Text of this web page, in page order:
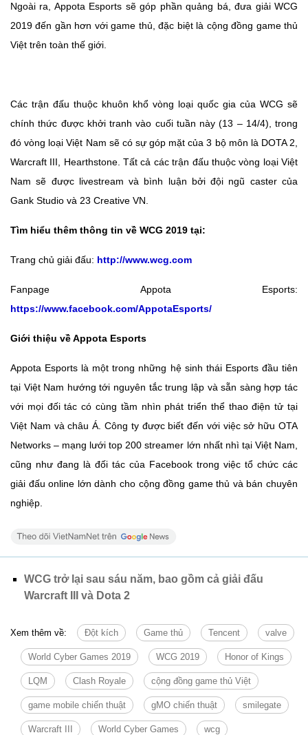
Ngoài ra, Appota Esports sẽ góp phần quảng bá, đưa giải WCG
2019 đến gần hơn với game thủ, đặc biệt là cộng đồng game thủ
Việt trên toàn thế giới.
Các trận đấu thuộc khuôn khổ vòng loại quốc gia của WCG sẽ
chính thức được khởi tranh vào cuối tuần này (13 – 14/4), trong
đó vòng loại Việt Nam sẽ có sự góp mặt của 3 bộ môn là DOTA 2,
Warcraft III, Hearthstone. Tất cả các trận đấu thuộc vòng loại Việt
Nam sẽ được livestream và bình luận bởi đội ngũ caster của
Gank Studio và 23 Creative VN.
Tìm hiểu thêm thông tin về WCG 2019 tại:
Trang chủ giải đấu: http://www.wcg.com
Fanpage Appota Esports:
https://www.facebook.com/AppotaEsports/
Giới thiệu về Appota Esports
Appota Esports là một trong những hệ sinh thái Esports đầu tiên
tại Việt Nam hướng tới nguyên tắc trung lập và sẵn sàng hợp tác
với mọi đối tác có cùng tầm nhìn phát triển thể thao điện tử tại
Việt Nam và châu Á. Công ty được biết đến với việc sở hữu OTA
Networks – mạng lưới top 200 streamer lớn nhất nhì tại Việt Nam,
cũng như đang là đối tác của Facebook trong việc tổ chức các
giải đấu online lớn dành cho cộng đồng game thủ và bán chuyên
nghiệp.
WCG trở lại sau sáu năm, bao gồm cả giải đấu
Warcraft III và Dota 2
Xem thêm về: Đột kích Game thủ Tencent valve
World Cyber Games 2019 WCG 2019 Honor of Kings
LQM Clash Royale cộng đồng game thủ Việt
game mobile chiến thuật gMO chiến thuật smilegate
Warcraft III World Cyber Games wcg